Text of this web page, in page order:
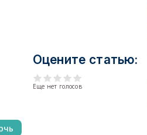
Оцените статью:
Еще нет голосов